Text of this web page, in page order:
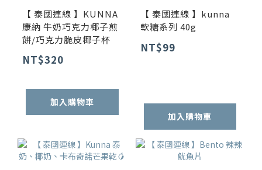
【 泰國連線 】KUNNA
康納 牛奶巧克力椰子煎
餅/巧克力脆皮椰子杯
NT$320
加入購物車
【 泰國連線 】kunna
軟糖系列 40g
NT$99
加入購物車